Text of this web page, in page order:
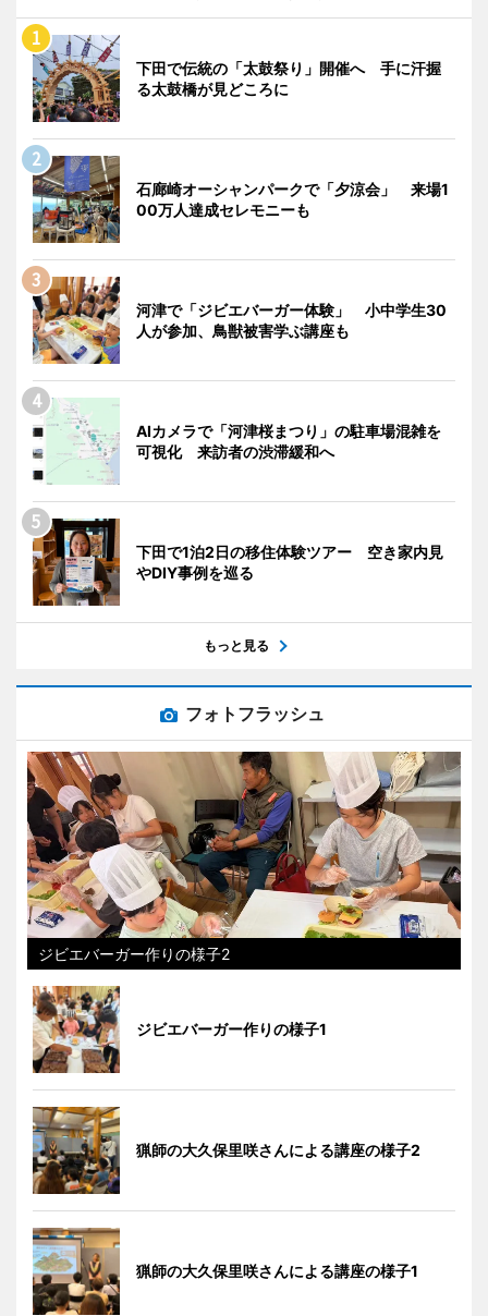
下田で伝統の「太鼓祭り」開催へ 手に汗握
る太鼓橋が見どころに
石廊崎オーシャンパークで「夕涼会」 来場1
00万人達成セレモニーも
河津で「ジビエバーガー体験」 小中学生30
人が参加、鳥獣被害学ぶ講座も
AIカメラで「河津桜まつり」の駐車場混雑を
可視化 来訪者の渋滞緩和へ
下田で1泊2日の移住体験ツアー 空き家内見
やDIY事例を巡る
もっと見る
フォトフラッシュ
ジビエバーガー作りの様子2
ジビエバーガー作りの様子1
猟師の大久保里咲さんによる講座の様子2
猟師の大久保里咲さんによる講座の様子1